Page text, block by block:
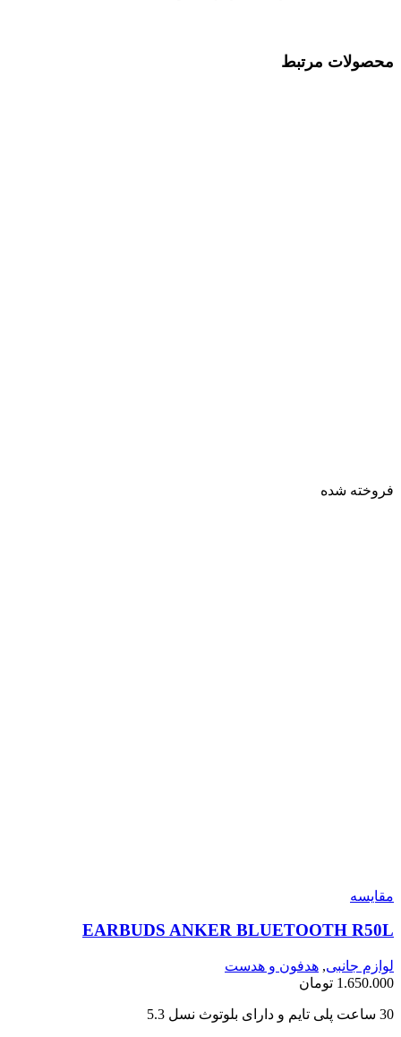
محصولات مرتبط
فروخته شده
مقايسه
EARBUDS ANKER BLUETOOTH R50L
لوازم جانبی, هدفون و هدست
1.650.000 تومان
30 ساعت پلی تایم و دارای بلوتوث نسل 5.3